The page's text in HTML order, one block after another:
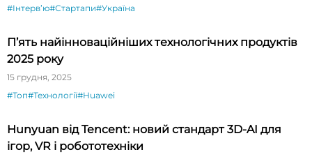
#Інтервʼю#Стартапи#Україна
П’ять найінноваційніших технологічних продуктів
2025 року
15 грудня, 2025
#Топ#Технології#Huawei
Hunyuan від Tencent: новий стандарт 3D-AI для
ігор, VR і робототехніки